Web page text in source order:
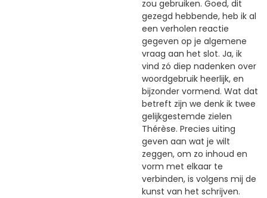
zou gebruiken. Goed, dit
gezegd hebbende, heb ik al
een verholen reactie
gegeven op je algemene
vraag aan het slot. Ja, ik
vind zó diep nadenken over
woordgebruik heerlijk, en
bijzonder vormend. Wat dat
betreft zijn we denk ik twee
gelijkgestemde zielen
Thérèse. Precies uiting
geven aan wat je wilt
zeggen, om zo inhoud en
vorm met elkaar te
verbinden, is volgens mij de
kunst van het schrijven.